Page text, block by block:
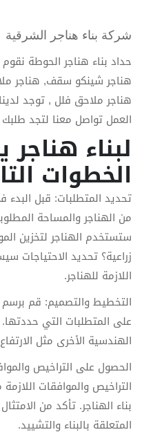
شركة بناء هناجر الشرقية
حداد بناء هناجر الحوطة نقوم
هناجر شينكو سقف, هناجر
هناجر ملاحق فلل , توجد
العمل تواصل معنا لتجد
لبناء هناجر
الخطوات
تحديد المتطلبات: قبل البدء
من الهناجر والمساحة
ستستخدم الهناجر لتخزين
زراعية؟ تحديد الاحتياجات
اللازمة للهناجر.
التخطيط والتصميم: قم
على المتطلبات التي حددتها.
الهندسية الأخرى مثل
الحصول على التراخيص
التراخيص والموافقات
بناء الهناجر. تأكد من
المتعلقة بالبناء والتشييد.